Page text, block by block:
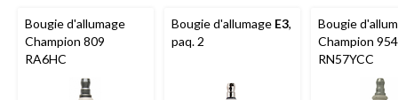
Bougie d'allumage
Champion 809
RA6HC
Bougie d'allumage E3,
paq. 2
Bougie
Champion 954
RN57YCC